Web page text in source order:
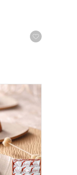
お気に入
ト】
ナンシェ 12個入【